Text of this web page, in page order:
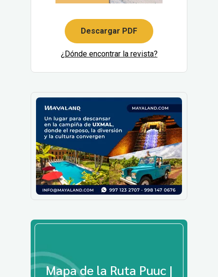
Descargar PDF
¿Dónde encontrar la revista?
Mapa de la Ruta Puuc |